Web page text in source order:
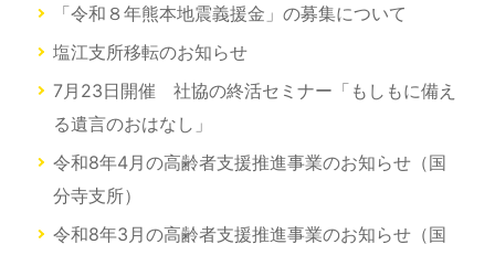
「令和８年熊本地震義援金」の募集について
塩江支所移転のお知らせ
7月23日開催 社協の終活セミナー「もしもに備え
る遺言のおはなし」
令和8年4月の高齢者支援推進事業のお知らせ（国
分寺支所）
令和8年3月の高齢者支援推進事業のお知らせ（国